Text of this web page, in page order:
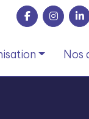
Nos